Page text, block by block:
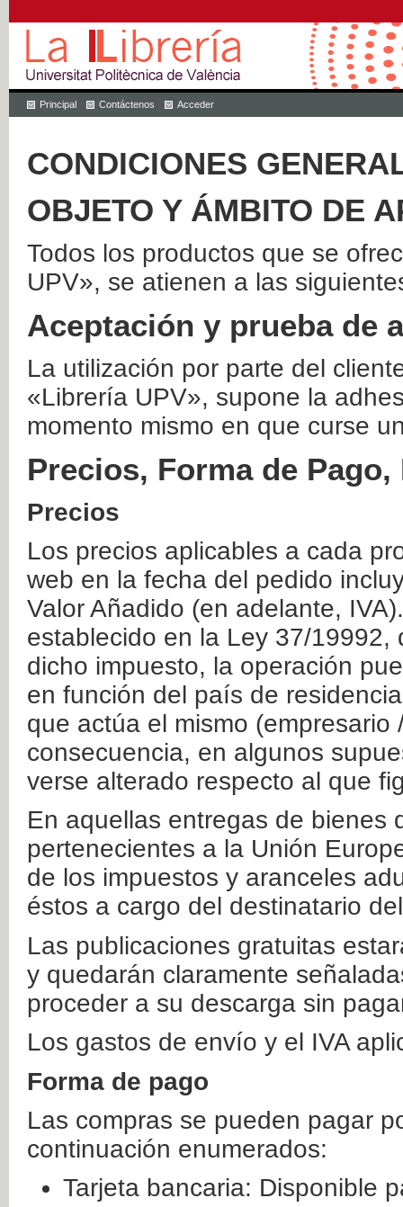
Principal Contáctenos Acceder
CONDICIONES
OBJETO Y ÁMBITO DE
Todos los productos que se
UPV», se atienen a las
Aceptación y prueba de
La utilización por parte del
«Librería UPV», supone la
momento mismo en que curse
Precios, Forma de
Precios
Los precios aplicables a cada
web en la fecha del pedido
Valor Añadido (en adelante,
establecido en la Ley 37/
dicho impuesto, la operación
en función del país de
que actúa el mismo
consecuencia, en algunos
verse alterado respecto al que
En aquellas entregas de bienes
pertenecientes a la Unión
de los impuestos y aranceles
éstos a cargo del destinatario
Las publicaciones gratuitas
y quedarán claramente
proceder a su descarga sin
Los gastos de envío y el IVA
Forma de pago
Las compras se pueden pagar
continuación enumerados:
Tarjeta bancaria: Disponible